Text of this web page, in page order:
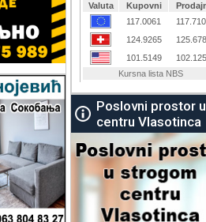
Poslovni prostor u
centru Vlasotinca